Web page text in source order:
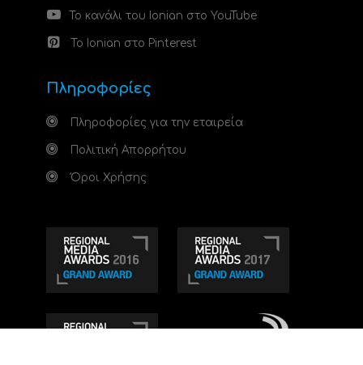
Το κανάλι του Ionian στο YouTube
Το Ionian στο Pinterest
Πληροφορίες
Πληροφορίες για την εταιρεία
Πολιτική Απορρήτου
Όροι Χρήσης